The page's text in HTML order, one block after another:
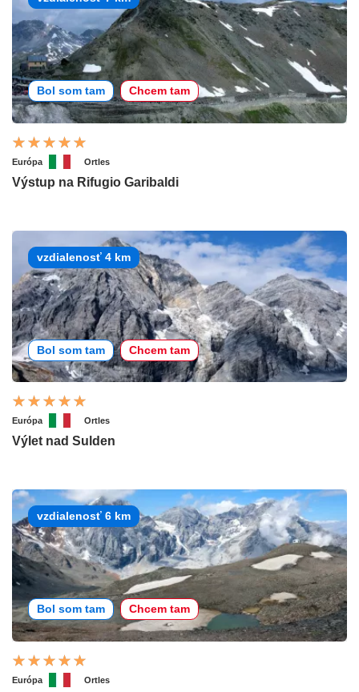
Bol som tam Chcem tam
Európa Ortles
Výstup na Rifugio Garibaldi
vzdialenosť 4 km
Bol som tam Chcem tam
Európa Ortles
Výlet nad Sulden
vzdialenosť 6 km
Bol som tam Chcem tam
Európa Ortles